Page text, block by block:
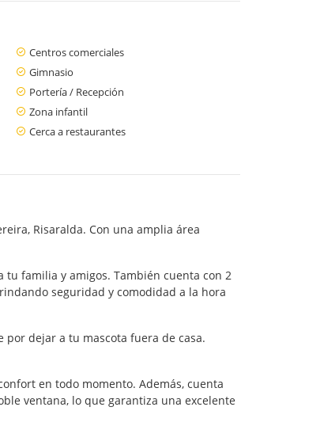
Centros comerciales
Gimnasio
Portería / Recepción
Zona infantil
Cerca a restaurantes
Risaralda. Con una amplia área
familia y amigos. También cuenta con 2
seguridad y comodidad a la hora
dejar a tu mascota fuera de casa.
en todo momento. Además, cuenta
ventana, lo que garantiza una excelente